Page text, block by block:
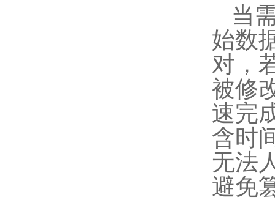
当
始数
对，
被修
速完
含时
无法
避免